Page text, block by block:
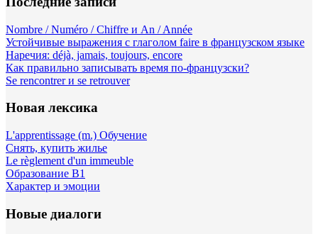
Nombre / Numéro / Chiffre и An / Année
Устойчивые выражения с глаголом faire в французском языке
Наречия: déjà, jamais, toujours, encore
Как правильно записывать время по-французски?
Se rencontrer и se retrouver
Новая лексика
L'apprentissage (m.) Обучение
Снять, купить жилье
Le règlement d'un immeuble
Образование B1
Характер и эмоции
Новые диалоги